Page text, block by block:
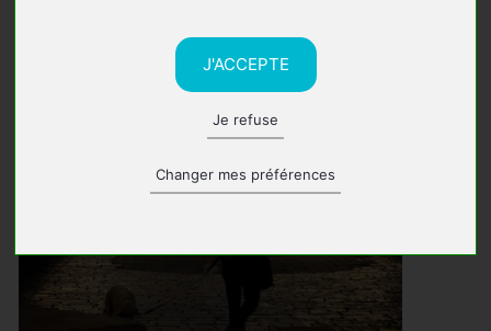
J'ACCEPTE
Je refuse
Changer mes préférences